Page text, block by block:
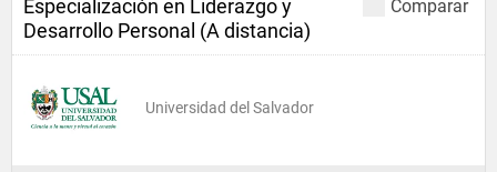
Comparar
Especialización en Liderazgo y
Desarrollo Personal (A distancia)
Universidad del Salvador